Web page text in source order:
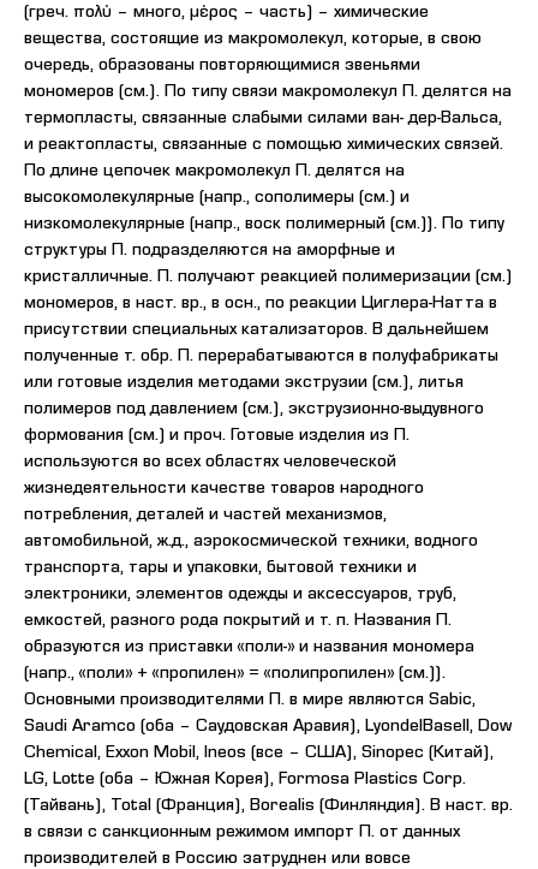
(греч. πολύ – много, µέρος – часть) – химические
вещества, состоящие из макромолекул, которые, в свою
очередь, образованы повторяющимися звеньями
мономеров (см.). По типу связи макромолекул П. делятся на
термопласты, связанные слабыми силами ван- дер-Вальса,
и реактопласты, связанные с помощью химических связей.
По длине цепочек макромолекул П. делятся на
высокомолекулярные (напр., сополимеры (см.) и
низкомолекулярные (напр., воск полимерный (см.)). По типу
структуры П. подразделяются на аморфные и
кристалличные. П. получают реакцией полимеризации (см.)
мономеров, в наст. вр., в осн., по реакции Циглера-Натта в
присутствии специальных катализаторов. В дальнейшем
полученные т. обр. П. перерабатываются в полуфабрикаты
или готовые изделия методами экструзии (см.), литья
полимеров под давлением (см.), экструзионно-выдувного
формования (см.) и проч. Готовые изделия из П.
используются во всех областях человеческой
жизнедеятельности качестве товаров народного
потребления, деталей и частей механизмов,
автомобильной, ж.д., аэрокосмической техники, водного
транспорта, тары и упаковки, бытовой техники и
электроники, элементов одежды и аксессуаров, труб,
емкостей, разного рода покрытий и т. п. Названия П.
образуются из приставки «поли-» и названия мономера
(напр., «поли» + «пропилен» = «полипропилен» (см.)).
Основными производителями П. в мире являются Sabic,
Saudi Aramco (оба – Саудовская Аравия), LyondelBasell, Dow
Chemical, Exxon Mobil, Ineos (все – США), Sinopec (Китай),
LG, Lotte (оба – Южная Корея), Formosa Plastics Corp.
(Тайвань), Total (Франция), Borealis (Финляндия). В наст. вр.
в связи с санкционным режимом импорт П. от данных
производителей в Россию затруднен или вовсе